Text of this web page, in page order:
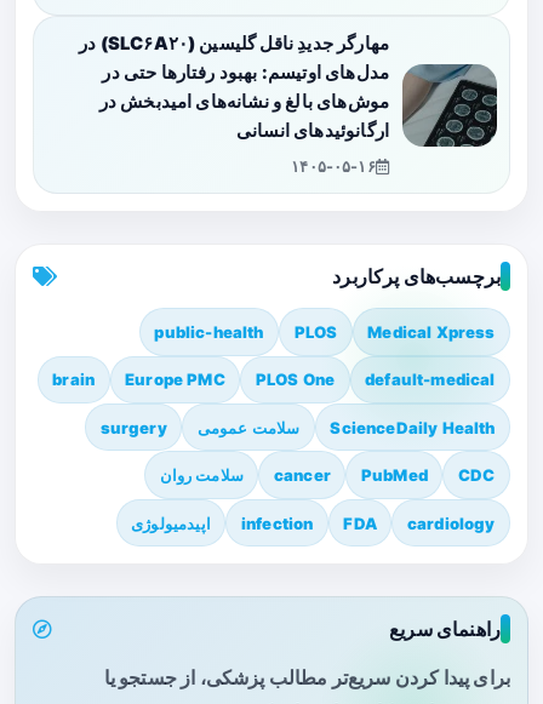
مهارگر جدیدِ ناقل گلیسین (SLC۶A۲۰) در
مدل‌های اوتیسم: بهبود رفتارها حتی در
موش‌های بالغ و نشانه‌های امیدبخش در
ارگانوئیدهای انسانی
۱۴۰۵-۰۵-۱۶
برچسب‌های پرکاربرد
Medical Xpress
PLOS
public-health
default-medical
PLOS One
Europe PMC
brain
ScienceDaily Health سلامت عمومی surgery
CDC
PubMed
cancer سلامت روان
cardiology
FDA
infection اپیدمیولوژی
راهنمای سریع
برای پیدا کردن سریع‌تر مطالب پزشکی، از جستجو یا